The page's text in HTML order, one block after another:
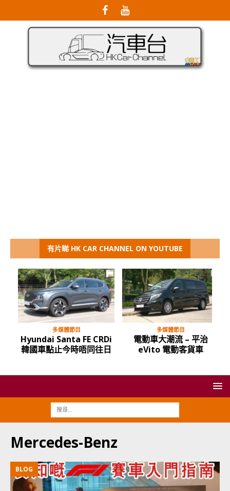
有片睇 HK CAR CHANNEL ON YOUTUBE
多媒體節目
Hyundai Santa FE CRDi
韓國車點止今時唔同往日
多媒體節目
電動車大潮流 – 平治
eVito 電動客貨車
Mercedes-Benz
BLOG